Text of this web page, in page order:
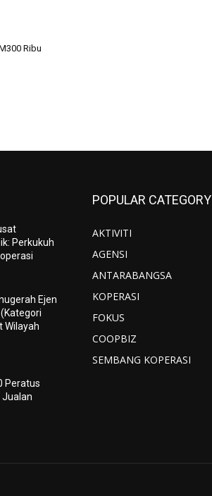
Ribu
Perkukuh
Ejen
Wilayah
Peratus
Jualan
POPULAR CATEGORY
AKTIVITI
AGENSI
ANTARABANGSA
KOPERASI
FOKUS
COOPBIZ
SEMBANG KOPERASI